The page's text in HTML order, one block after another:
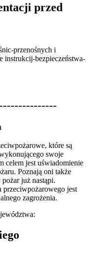
przed
które są
swoje
celem jest uświadomienie
Poznają oni także
już nastąpi.
przeciwpożarowego jest
zagrożenia.